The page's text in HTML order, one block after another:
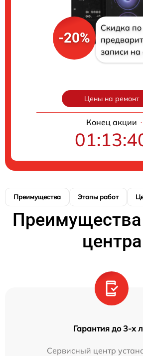
-20%
Скидка по
записи на
Цены на ремонт
Конец акции
Преимущества Этапы работ
Преимущества
центра
Гарантия до 3-х
Сервисный центр